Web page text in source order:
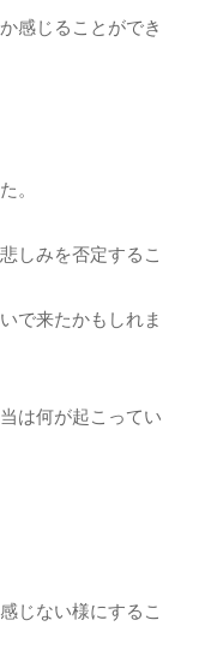
感じることができ
。
しみを否定するこ
で来たかもしれま
は何が起こってい
じない様にするこ